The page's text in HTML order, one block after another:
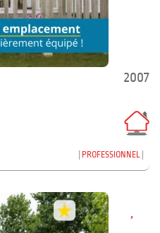
2007
PROFESSIONNEL